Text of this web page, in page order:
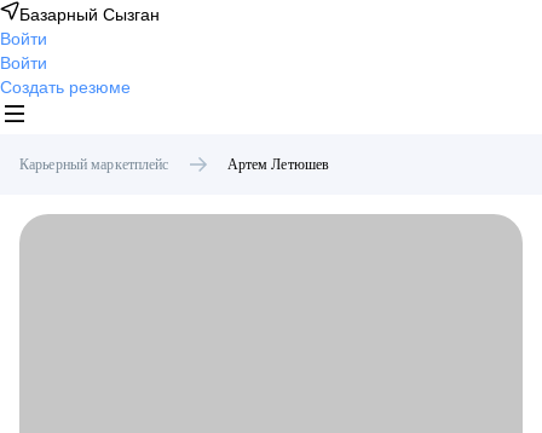
Базарный Сызган
Войти
Войти
Создать резюме
Карьерный маркетплейс Артем Летюшев